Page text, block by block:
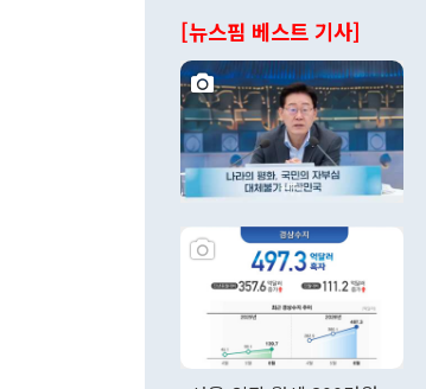
[뉴스핌 베스트 기사]